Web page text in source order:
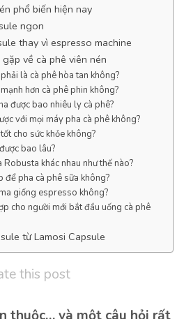
phổ biến hiện nay
ngon
thay vì espresso machine
về cà phê viên nén
là cà phê hòa tan không?
hơn cà phê phin không?
được bao nhiêu ly cà phê?
với mọi máy pha cà phê không?
cho sức khỏe không?
bao lâu?
khác nhau như thế nào?
để pha cà phê sữa không?
giống espresso không?
cho người mới bắt đầu uống cà phê
từ Lamosi Capsule
this post